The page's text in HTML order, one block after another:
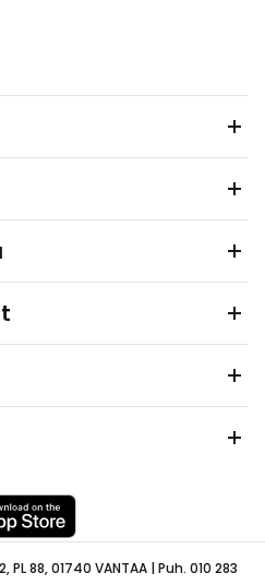
88, 01740 VANTAA | Puh. 010 283